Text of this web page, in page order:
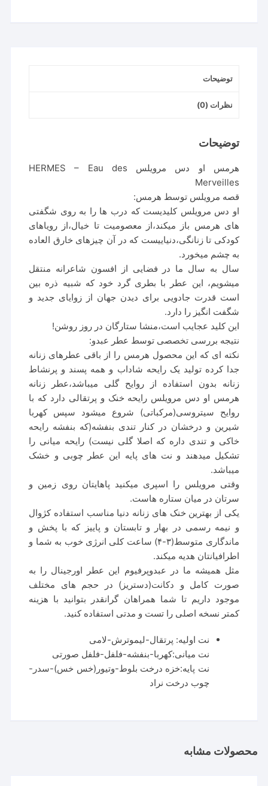
توضیحات
نظرات (0)
توضیحات
هرمس او دس مرویلس HERMES – Eau des
Merveilles
قصه مرویلس توسط هرمس:
او دس مرویلس کلیدیست که درب ها را به روی شگفتی
های هرمس باز میکند،از معصومیت تا خیال،از رویاهای
کودکی تا زنانگی،دنیاییست که در آن چیزهای خارق العاده
به چشم میخورد.
سال به سال ما در فضایی از افسون شاعرانه منتقل
میشویم، این عطر با بطری گرد خود که شبیه ذره بین
است قدرت جادویی برای دیدن جهان از زوایای جدید و
شگفت انگیز را دارد.
این کلید عجایب است،منشا ستارگان در روز روشن!
نتیجه بررسی تخصصی توسط عطر عبدو:
نکته ای که این محصول هرمس را از باقی عطرهای زنانه
جدا کرده تولید یک رایحه شاداب و همه پسند و پرنشاط
زنانه بدون استفاده از روایح گلی میباشد،عطر زنانه
هرمس او دس مرویلس رایحه خنک و پرتقالی دارد که با
روایح سیتروسی(مرکباتی) شروع میشود سپس کهربا
شیرین و درخشان در کنار تندی بنفشه(که بنفشه رایحه
خاکی و تندی داره که اصلا گلی نیست) رایحه میانی را
تشکیل میدهند و نت های پایه این عطر چوبی و خشک
میباشد.
وقتی مرویلس را اسپری میکنید پاهایتان روی زمین و
‌سرتان در میان ستاره هاست.
یکی از بهترین خنک های زنانه دنیا مناسب استفاده کژوال
و نیمه رسمی در بهار و تابستان و پاییز که با پخش و
ماندگاری متوسط(۳-۴) ساعت کلی انرژی خوب به شما و
اطرافیانتان هدیه میکند.
مثل همیشه ما در عبدوپرفیوم این عطر اورجینال را به
صورت کامل و دکانت(دستریز) در حجم های مختلف
موجود داریم تا شما همراهان گرانقدر بتوانید با هزینه
کمتر نسخه اصلی را تست و مدتی استفاده کنید.
نت اولیه: پرتقال-لیموترش-لامی
نت میانی:کهربا-بنفشه-فلفل-فلفل صورتی
نت پایه:خزه درخت بلوط-وتیور(خس خس)-سدر-
چوب درخت نراد
محصولات مشابه